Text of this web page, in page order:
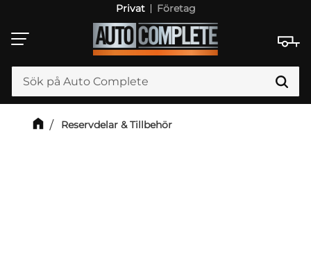
Meny
Privat Företag
Reservdelar & Tillbehör